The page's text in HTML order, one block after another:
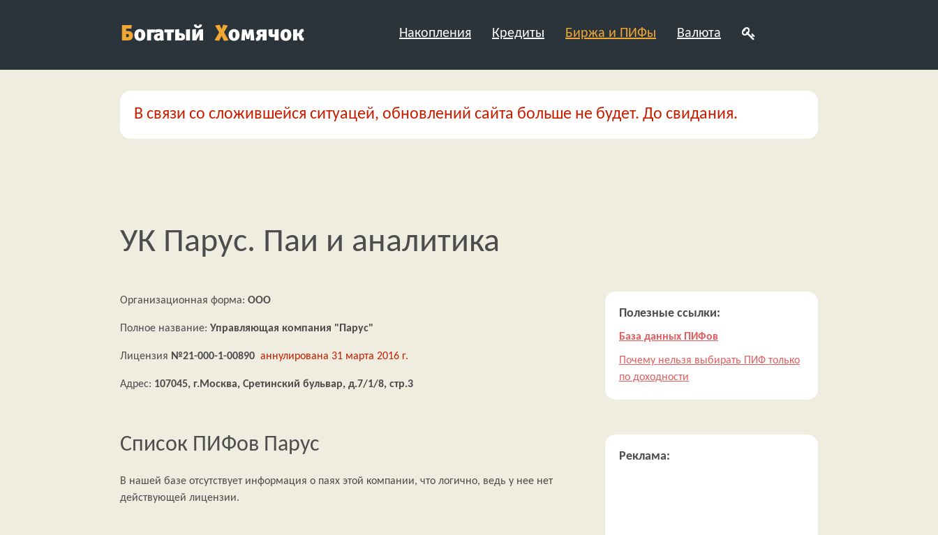
Накопления Кредиты Биржа и ПИФы Валюта
В связи со сложившейся ситуацей, обновлений сайта больше не будет. До свидания.
УК Парус. Паи и аналитика
Организационная форма: ООО
Полное название: Управляющая компания "Парус"
Лицензия №21-000-1-00890 аннулирована 31 марта 2016 г.
Адрес: 107045, г.Москва, Сретинский бульвар, д.7/1/8, стр.3
Список ПИФов Парус
В нашей базе отсутствует информация о паях этой компании, что логично, ведь у нее нет
действующей лицензии.
Полезные ссылки:
База данных ПИФов
Почему нельзя выбирать ПИФ только
по доходности
Реклама: